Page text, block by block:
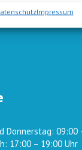
Impressum
Donnerstag: 09:00
17:00 – 19:00 Uhr